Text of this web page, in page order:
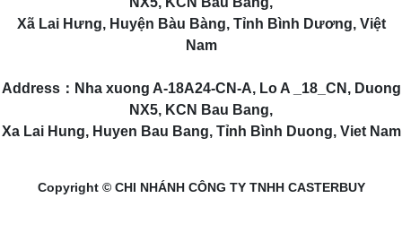
Xã Lai Hưng, Huyện Bàu Bàng, Tỉnh Bình Dương, Việt
Nam
Address：Nha xuong A-18A24-CN-A, Lo A _18_CN, Duong
NX5, KCN Bau Bang,
Xa Lai Hung, Huyen Bau Bang, Tỉnh Bình Duong, Viet Nam
Copyright © CHI NHÁNH CÔNG TY TNHH CASTERBUY